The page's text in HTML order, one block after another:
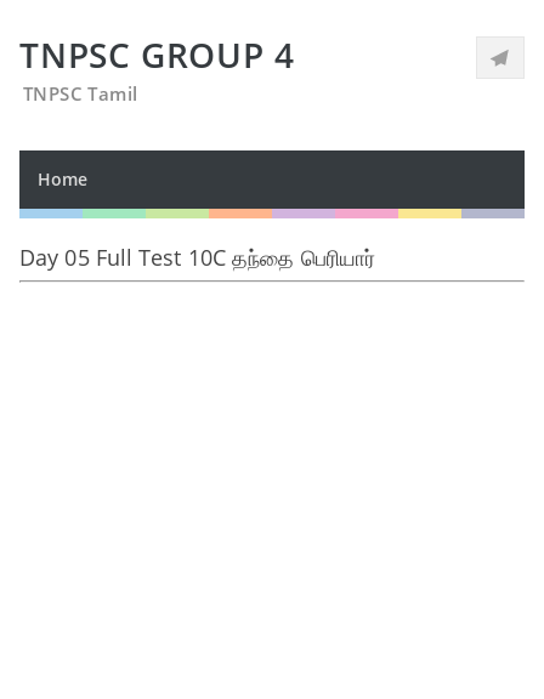
TNPSC GROUP 4
TNPSC Tamil
Home
Day 05 Full Test 10C தந்தை பெரியார்